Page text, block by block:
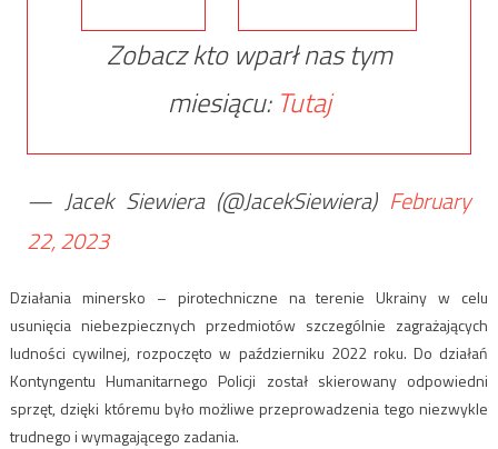
Zobacz kto wparł nas tym
miesiącu: Tutaj
— Jacek Siewiera (@JacekSiewiera) February
22, 2023
Działania minersko – pirotechniczne na terenie Ukrainy w celu
usunięcia niebezpiecznych przedmiotów szczególnie zagrażających
ludności cywilnej, rozpoczęto w październiku 2022 roku. Do działań
Kontyngentu Humanitarnego Policji został skierowany odpowiedni
sprzęt, dzięki któremu było możliwe przeprowadzenia tego niezwykle
trudnego i wymagającego zadania.